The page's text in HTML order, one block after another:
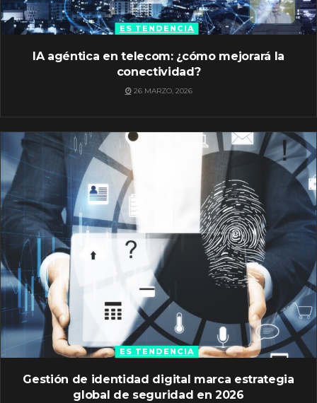
ES TENDENCIA
IA agéntica en telecom: ¿cómo mejorará la
conectividad?
26 MARZO, 2026
ES TENDENCIA
Gestión de identidad digital marca estrategia
global de seguridad en 2026